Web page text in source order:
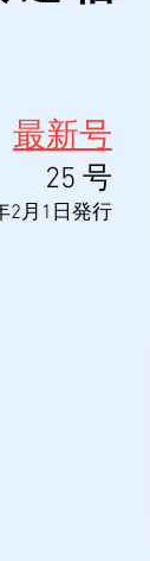
最新号
​25 号
2月1日発行